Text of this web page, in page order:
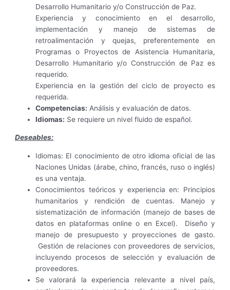
Desarrollo Humanitario y/o Construcción de Paz.
Experiencia y conocimiento en el desarrollo,
implementación y manejo de sistemas de
retroalimentación y quejas, preferentemente en
Programas o Proyectos de Asistencia Humanitaria,
Desarrollo Humanitario y/o Construcción de Paz es
requerido.
Experiencia en la gestión del ciclo de proyecto es
requerida.
Competencias: Análisis y evaluación de datos.
Idiomas: Se requiere un nivel fluido de español.
Deseables:
Idiomas: El conocimiento de otro idioma oficial de las
Naciones Unidas (árabe, chino, francés, ruso o inglés)
es una ventaja.
Conocimientos teóricos y experiencia en: Principios
humanitarios y rendición de cuentas. Manejo y
sistematización de información (manejo de bases de
datos en plataformas online o en Excel). Diseño y
manejo de presupuesto y proyecciones de gasto.
Gestión de relaciones con proveedores de servicios,
incluyendo procesos de selección y evaluación de
proveedores.
Se valorará la experiencia relevante a nivel país,